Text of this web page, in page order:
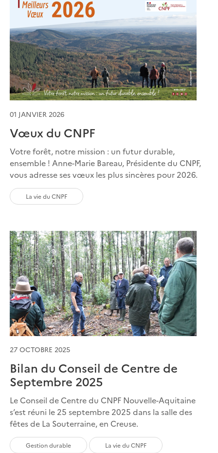
01 JANVIER 2026
Vœux du CNPF
Votre forêt, notre mission : un futur durable,
ensemble ! Anne-Marie Bareau, Présidente du CNPF,
vous adresse ses vœux les plus sincères pour 2026.
La vie du CNPF
27 OCTOBRE 2025
Bilan du Conseil de Centre de
Septembre 2025
Le Conseil de Centre du CNPF Nouvelle-Aquitaine
s’est réuni le 25 septembre 2025 dans la salle des
fêtes de La Souterraine, en Creuse.
Gestion durable La vie du CNPF